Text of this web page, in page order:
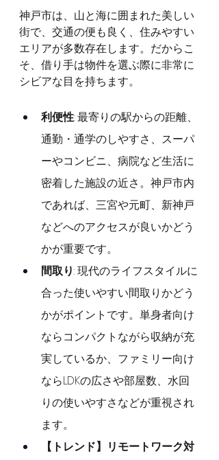
神戸市は、山と海に囲まれた美しい
街で、交通の便も良く、住みやすい
エリアが多数存在します。だからこ
そ、借り手は物件を選ぶ際に非常に
シビアな目を持ちます。
利便性: 最寄りの駅からの距離、
通勤・通学のしやすさ、スーパ
ーやコンビニ、病院など生活に
密着した施設の近さ。神戸市内
であれば、三宮や元町、新神戸
などへのアクセスが良いかどう
かが重要です。
間取り: 現代のライフスタイルに
合った使いやすい間取りかどう
かがポイントです。単身者向け
ならコンパクトながら収納が充
実しているか、ファミリー向け
ならLDKの広さや部屋数、水回
りの使いやすさなどが重視され
ます。
【トレンド】リモートワーク対